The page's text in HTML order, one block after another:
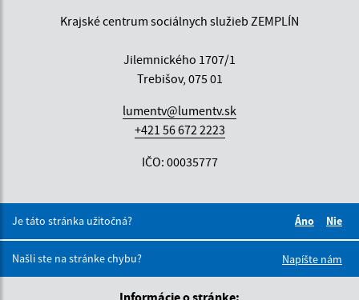
Krajské centrum sociálnych služieb ZEMPLÍN
Jilemnického 1707/1
Trebišov, 075 01
lumentv@lumentv.sk
+421 56 672 2223
IČO: 00035777
Je táto stránka užitočná?
Áno
Nie
Našli ste na stránke chybu?
Napíšte nám